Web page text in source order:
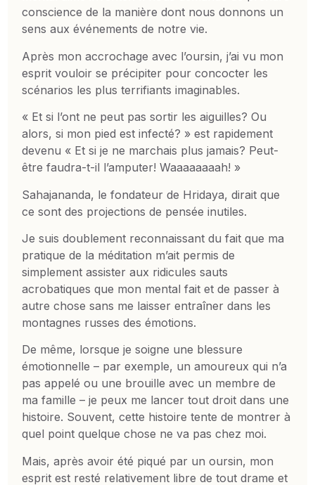
conscience de la manière dont nous donnons un
sens aux événements de notre vie.
Après mon accrochage avec l’oursin, j’ai vu mon
esprit vouloir se précipiter pour concocter les
scénarios les plus terrifiants imaginables.
« Et si l’ont ne peut pas sortir les aiguilles? Ou
alors, si mon pied est infecté? » est rapidement
devenu « Et si je ne marchais plus jamais? Peut-
être faudra-t-il l’amputer! Waaaaaaaah! »
Sahajananda, le fondateur de Hridaya, dirait que
ce sont des projections de pensée inutiles.
Je suis doublement reconnaissant du fait que ma
pratique de la méditation m’ait permis de
simplement assister aux ridicules sauts
acrobatiques que mon mental fait et de passer à
autre chose sans me laisser entraîner dans les
montagnes russes des émotions.
De même, lorsque je soigne une blessure
émotionnelle – par exemple, un amoureux qui n’a
pas appelé ou une brouille avec un membre de
ma famille – je peux me lancer tout droit dans une
histoire. Souvent, cette histoire tente de montrer à
quel point quelque chose ne va pas chez moi.
Mais, après avoir été piqué par un oursin, mon
esprit est resté relativement libre de tout drame et